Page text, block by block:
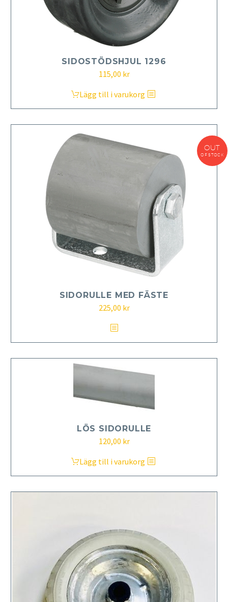
SIDOSTÖDSHJUL 1296
115,00 kr
Lägg till i varukorg
OUT
OF STOCK
SIDORULLE MED FÄSTE
225,00 kr
LÖS SIDORULLE
120,00 kr
Lägg till i varukorg